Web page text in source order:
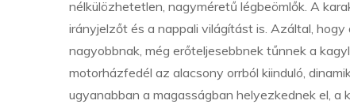
nélkülözhetetlen, nagyméretű légbeömlők. A
irányjelzőt és a nappali világítást is. Azáltal,
nagyobbnak, még erőteljesebbnek tűnnek a
motorházfedél az alacsony orrból kiinduló,
ugyanabban a magasságban helyezkednek el,